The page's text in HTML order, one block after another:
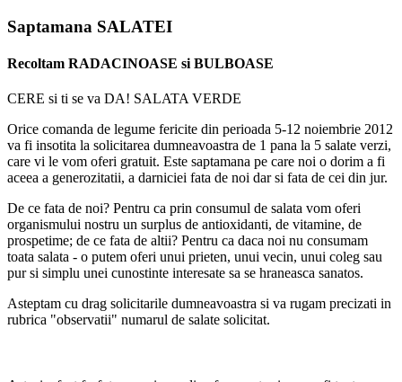
Saptamana SALATEI
Recoltam RADACINOASE si BULBOASE
CERE si ti se va DA! SALATA VERDE
Orice comanda de legume fericite din perioada 5-12 noiembrie 2012
va fi insotita la solicitarea dumneavoastra de 1 pana la 5 salate verzi,
care vi le vom oferi gratuit. Este saptamana pe care noi o dorim a fi
aceea a generozitatii, a darniciei fata de noi dar si fata de cei din jur.
De ce fata de noi? Pentru ca prin consumul de salata vom oferi
organismului nostru un surplus de antioxidanti, de vitamine, de
prospetime; de ce fata de altii? Pentru ca daca noi nu consumam
toata salata - o putem oferi unui prieten, unui vecin, unui coleg sau
pur si simplu unei cunostinte interesate sa se hraneasca sanatos.
Asteptam cu drag solicitarile dumneavoastra si va rugam precizati in
rubrica "observatii" numarul de salate solicitat.